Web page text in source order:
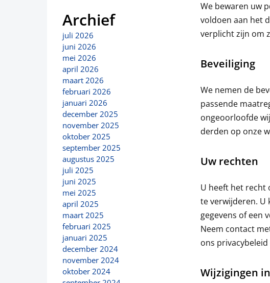
Archief
juli 2026
juni 2026
mei 2026
april 2026
maart 2026
februari 2026
januari 2026
december 2025
november 2025
oktober 2025
september 2025
augustus 2025
juli 2025
juni 2025
mei 2025
april 2025
maart 2025
februari 2025
januari 2025
december 2024
november 2024
oktober 2024
We bewaren uw
voldoen aan het
verplicht zijn om
Beveiliging
We nemen de
passende
ongeoorloofde
derden op onze
Uw rechten
U heeft het recht
te verwijderen. U
gegevens of een
Neem contact
ons
Wijzigingen